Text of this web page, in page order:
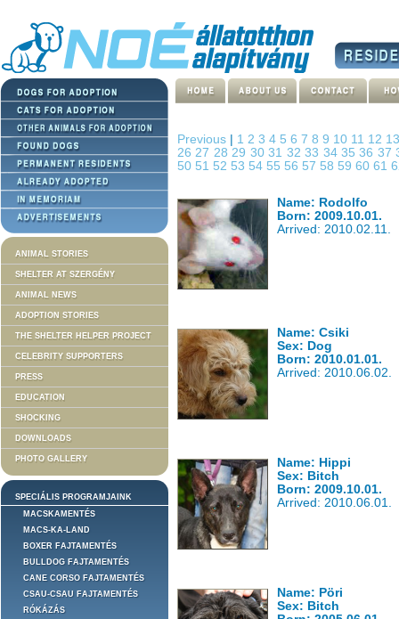
ANIMAL STORIES
SHELTER AT SZERGÉNY
ANIMAL NEWS
ADOPTION STORIES
THE SHELTER HELPER PROJECT
CELEBRITY SUPPORTERS
PRESS
EDUCATION
SHOCKING
DOWNLOADS
PHOTO GALLERY
SPECIÁLIS PROGRAMJAINK
MACSKAMENTÉS
MACS-KA-LAND
BOXER FAJTAMENTÉS
BULLDOG FAJTAMENTÉS
CANE CORSO FAJTAMENTÉS
CSAU-CSAU FAJTAMENTÉS
RÓKÁZÁS
Previous 1 2 3 4 5 6 7 8 9 10 11 12
2627 2829 3031 3233 34 3536 37
50 51 52 53 54 55 56 57 58 59 60 61
Name: Rodolfo
Born: 2009.10.01.
Arrived: 2010.02.11.
Name: Csiki
Sex: Dog
Born: 2010.01.01.
Arrived: 2010.06.02.
Name: Hippi
Sex: Bitch
Born: 2009.10.01.
Arrived: 2010.06.01.
Name: Pöri
Sex: Bitch